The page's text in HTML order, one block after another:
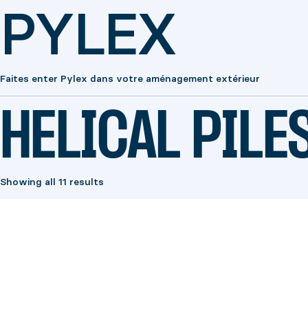
PYLEX
Faites enter Pylex dans votre aménagement extérieur
HELICAL
Showing all 11 results